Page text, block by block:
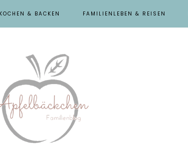
KOCHEN & BACKEN FAMILIENLEBEN & REISEN